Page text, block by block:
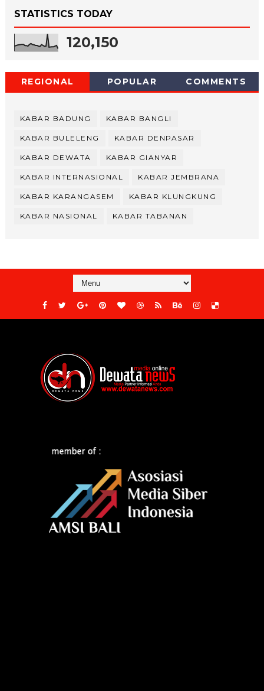
STATISTICS TODAY
120,150
REGIONAL POPULAR COMMENTS
KABAR BADUNG KABAR BANGLI
KABAR BULELENG KABAR DENPASAR
KABAR DEWATA KABAR GIANYAR
KABAR INTERNASIONAL KABAR JEMBRANA
KABAR KARANGASEM KABAR KLUNGKUNG
KABAR NASIONAL KABAR TABANAN